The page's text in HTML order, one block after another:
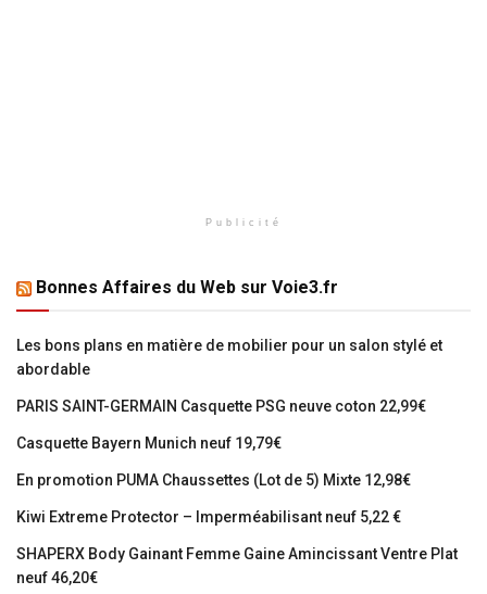
Publicité
Bonnes Affaires du Web sur Voie3.fr
Les bons plans en matière de mobilier pour un salon stylé et
abordable
PARIS SAINT-GERMAIN Casquette PSG neuve coton 22,99€
Casquette Bayern Munich neuf 19,79€
En promotion PUMA Chaussettes (Lot de 5) Mixte 12,98€
Kiwi Extreme Protector – Imperméabilisant neuf 5,22 €
SHAPERX Body Gainant Femme Gaine Amincissant Ventre Plat
neuf 46,20€